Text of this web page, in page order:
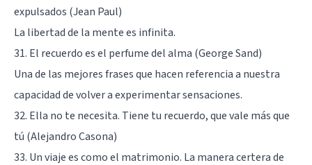
expulsados (Jean Paul)
La libertad de la mente es infinita.
31. El recuerdo es el perfume del alma (George Sand)
Una de las mejores frases que hacen referencia a nuestra
capacidad de volver a experimentar sensaciones.
32. Ella no te necesita. Tiene tu recuerdo, que vale más que
tú (Alejandro Casona)
33. Un viaje es como el matrimonio. La manera certera de